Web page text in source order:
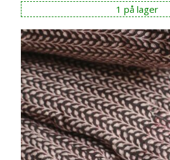
1 på lager